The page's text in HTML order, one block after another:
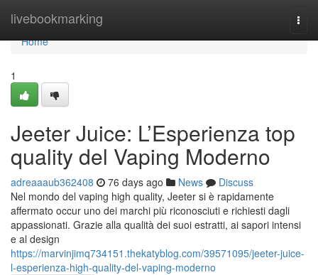
livebookmarking
Home
Home
1
Jeeter Juice: L’Esperienza top
quality del Vaping Moderno
adreaaaub362408 76 days ago News
Discuss
Nel mondo del vaping high quality, Jeeter si è rapidamente
affermato occur uno dei marchi più riconosciuti e richiesti dagli
appassionati. Grazie alla qualità dei suoi estratti, ai sapori intensi
e al design
https://marvinjimq734151.thekatyblog.com/39571095/jeeter-juice-
l-esperienza-high-quality-del-vaping-moderno